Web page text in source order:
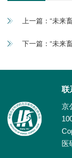
上一篇： “未来
下一篇： “未来
联
京
医